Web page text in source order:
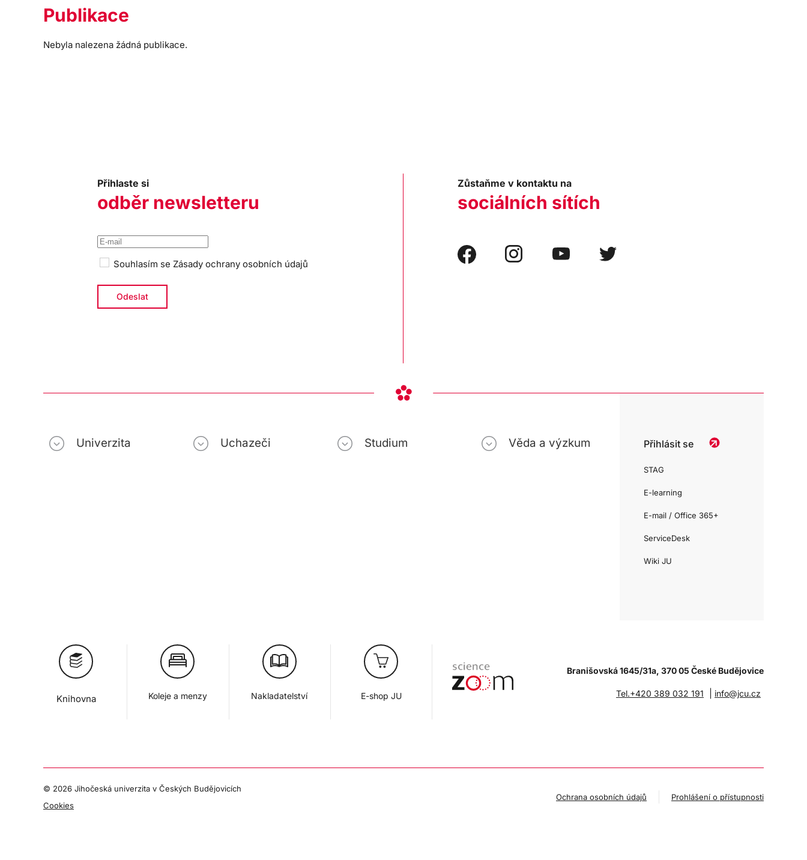
Publikace
Nebyla nalezena žádná publikace.
Přihlaste si
odběr newsletteru
Souhlasím se Zásady ochrany osobních údajů
Zůstaňme v kontaktu na
sociálních sítích
Univerzita Uchazeči Studium Věda a výzkum Přihlásit se
STAG
E-learning
E-mail / Office 365+
ServiceDesk
Wiki JU
Knihovna Koleje a menzy Nakladatelství E-shop JU
Branišovská 1645/31a, 370 05 České Budějovice
Tel.+420 389 032 191 info@jcu.cz
© 2026 Jihočeská univerzita v Českých Budějovicích
Cookies
Ochrana osobních údajů Prohlášení o přístupnosti